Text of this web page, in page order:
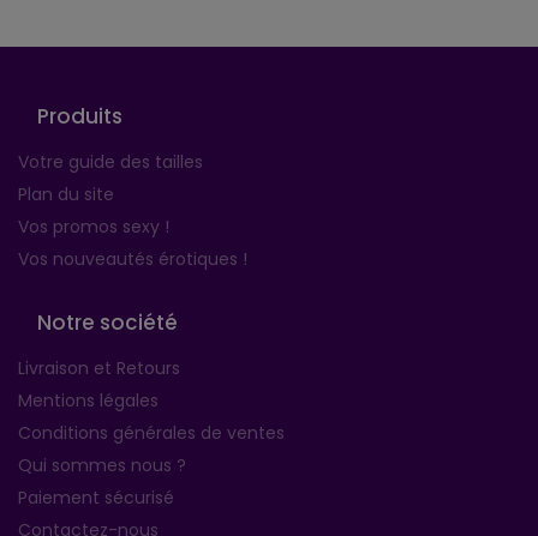
Produits
Votre guide des tailles
Plan du site
Vos promos sexy !
Vos nouveautés érotiques !
Notre société
Livraison et Retours
Mentions légales
Conditions générales de ventes
Qui sommes nous ?
Paiement sécurisé
Contactez-nous